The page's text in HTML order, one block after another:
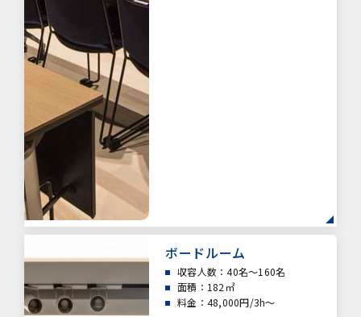
ボードルーム
収容人数：40名～160名
面積：182㎡
料金：48,000円/3h～